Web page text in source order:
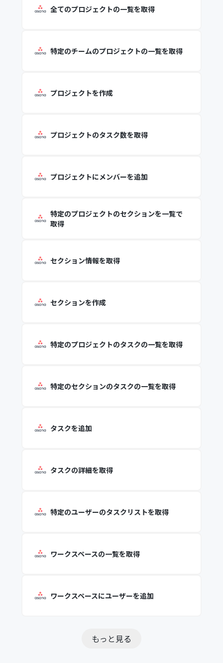
全てのプロジェクトの一覧を取得
特定のチームのプロジェクトの一覧を取得
プロジェクトを作成
プロジェクトのタスク数を取得
プロジェクトにメンバーを追加
特定のプロジェクトのセクションを一覧で
取得
セクション情報を取得
セクションを作成
特定のプロジェクトのタスクの一覧を取得
特定のセクションのタスクの一覧を取得
タスクを追加
タスクの詳細を取得
特定のユーザーのタスクリストを取得
ワークスペースの一覧を取得
ワークスペースにユーザーを追加
もっと見る